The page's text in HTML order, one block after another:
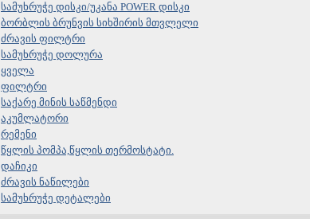
სამუხრუჭე დისკი/უკანა POWER დისკი
ბორბლის ბრუნვის სიხშირის მთვლელი
ძრავის ფილტრი
სამუხრუჭე დოლურა
ყველა
ფილტრი
საქარე მინის საწმენდი
აკუმლატორი
რემენი
წყლის პომპა,წყლის თერმოსტატი.
დაჩიკი
ძრავის ნაწილები
სამუხრუჭე დეტალები